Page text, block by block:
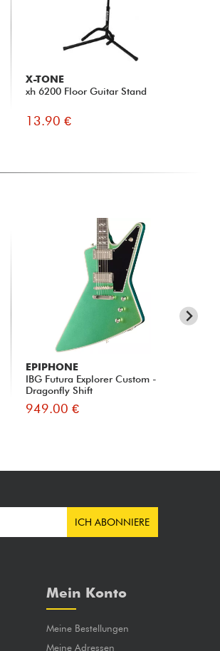
X-TONE
xh 6200 Floor Guitar Stand
13.90 €
EPIPHONE
IBG Futura Explorer Custom -
Dragonfly Shift
949.00 €
ICH ABONNIERE
Mein Konto
Meine Bestellungen
Meine Adressen